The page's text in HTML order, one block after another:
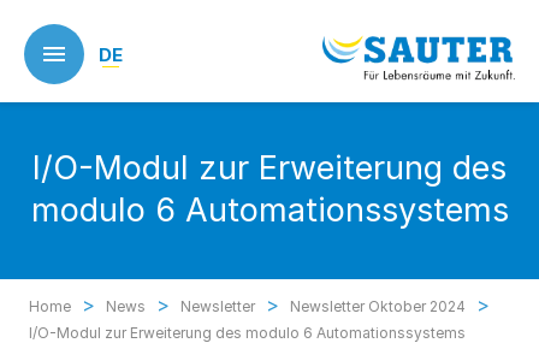
main
content
DE
I/O-Modul zur Erweiterung des
modulo 6 Automationssystems
Home > News > Newsletter > Newsletter Oktober 2024 >
I/O-Modul zur Erweiterung des modulo 6 Automationssystems